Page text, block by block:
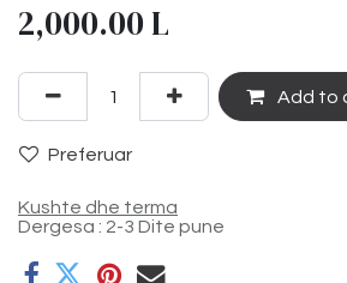
2,000.00L
Add to
Preferuar
Kushte dhe terma
Dergesa : 2-3 Dite pune